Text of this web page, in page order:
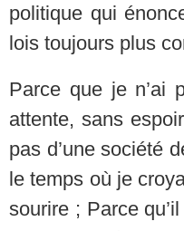
politique qui
lois toujours plus
Parce que je n’ai
attente, sans
pas d’une société
le temps où je
sourire ; Parce